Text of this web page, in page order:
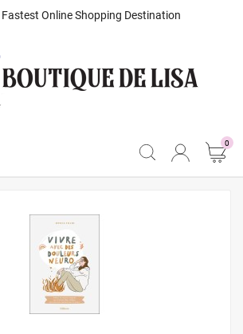
Fastest Online Shopping Destination
0